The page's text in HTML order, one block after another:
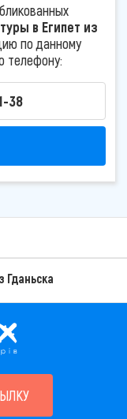
в Египет из
по данному
телефону:
38
Гданьска